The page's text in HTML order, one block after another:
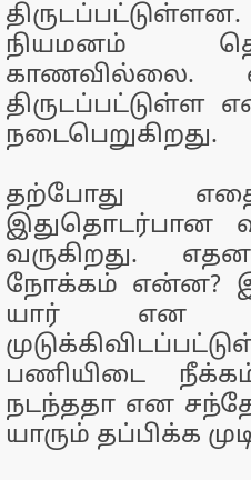
நியமனம்
காணவில்லை.
திருடப்பட்டுள்ள
நடைபெறுகிறது.
தற்போது
இதுதொடர்பான
வருகிறது.
நோக்கம் என்ன?
யார் என
பணியிடை
நடந்ததா என
யாரும் தப்பிக்க